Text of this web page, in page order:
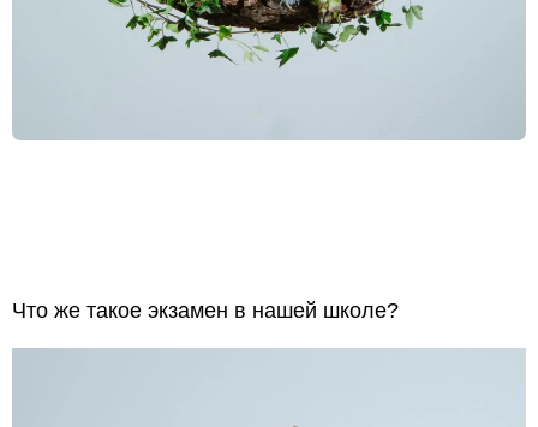
Что же такое экзамен в нашей школе?